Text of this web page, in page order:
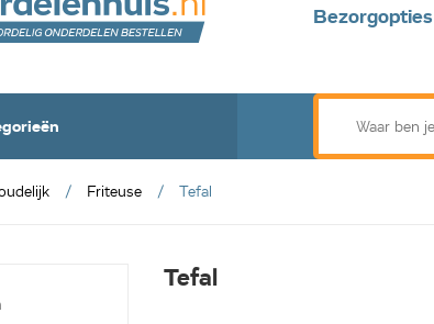
Bezorgopties
Friteuse Tefal
Tefal